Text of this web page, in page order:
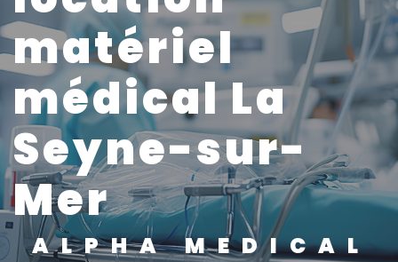
matériel
médical La
Seyne-sur-
Mer
ALPHA MEDICAL